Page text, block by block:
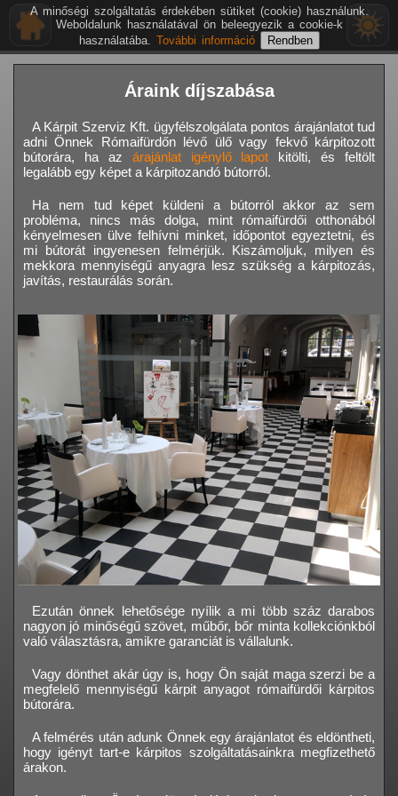
Áraink díjszabása
A Kárpit Szerviz Kft. ügyfélszolgálata pontos árajánlatot tud
adni Önnek Rómaifürdőn lévő ülő vagy fekvő kárpitozott
bútorára, ha az árajánlat igénylő lapot kitölti, és feltölt
legalább egy képet a kárpitozandó bútorról.
Ha nem tud képet küldeni a bútorról akkor az sem
probléma, nincs más dolga, mint rómaifürdői otthonából
kényelmesen ülve felhívni minket, időpontot egyeztetni, és
mi bútorát ingyenesen felmérjük. Kiszámoljuk, milyen és
mekkora mennyiségű anyagra lesz szükség a kárpitozás,
javítás, restaurálás során.
Ezután önnek lehetősége nyílik a mi több száz darabos
nagyon jó minőségű szövet, műbőr, bőr minta kollekciónkból
való választásra, amikre garanciát is vállalunk.
Vagy dönthet akár úgy is, hogy Ön saját maga szerzi be a
megfelelő mennyiségű kárpit anyagot rómaifürdői kárpitos
bútorára.
A felmérés után adunk Önnek egy árajánlatot és eldöntheti,
hogy igényt tart-e kárpitos szolgáltatásainkra megfizethető
árakon.
A minőségi szolgáltatás érdekében sütiket (cookie) használunk.
Weboldalunk használatával ön beleegyezik a cookie-k
használatába. További információ